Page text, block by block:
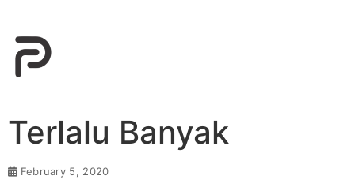
Terlalu Banyak
February 5, 2020